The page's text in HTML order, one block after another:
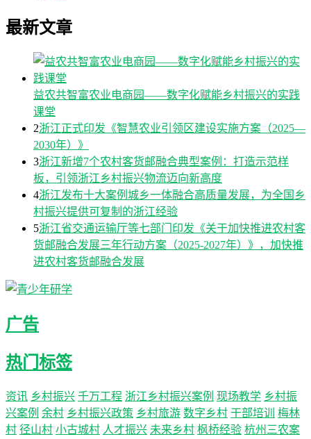
最新文章
益农共智富农业电商园——数字化赋能乡村振兴的实践
课堂
2浙江正式印发《智慧农业引领区建设实施方案（2025—
2030年）》
3浙江新增7个农村客货邮融合典型案例：打造示范样
板，引领浙江乡村振兴物流迈向新高度
4浙江发布十大案例城乡一体融合高质量发展，为全国乡
村振兴提供可复制的浙江经验
5浙江省交通运输厅等七部门印发《关于加快推进农村客
货邮融合发展三年行动方案（2025-2027年）》，加快推
进农村客货邮融合发展
广告
热门标签
资讯 乡村振兴 千万工程 浙江乡村振兴案例 现场教学 乡村振
兴案例 余村 乡村振兴政策 乡村旅游 数字乡村 干部培训
梅林
村 径山村 小古城村 人才振兴 未来乡村 枫桥经验 杭州三农案